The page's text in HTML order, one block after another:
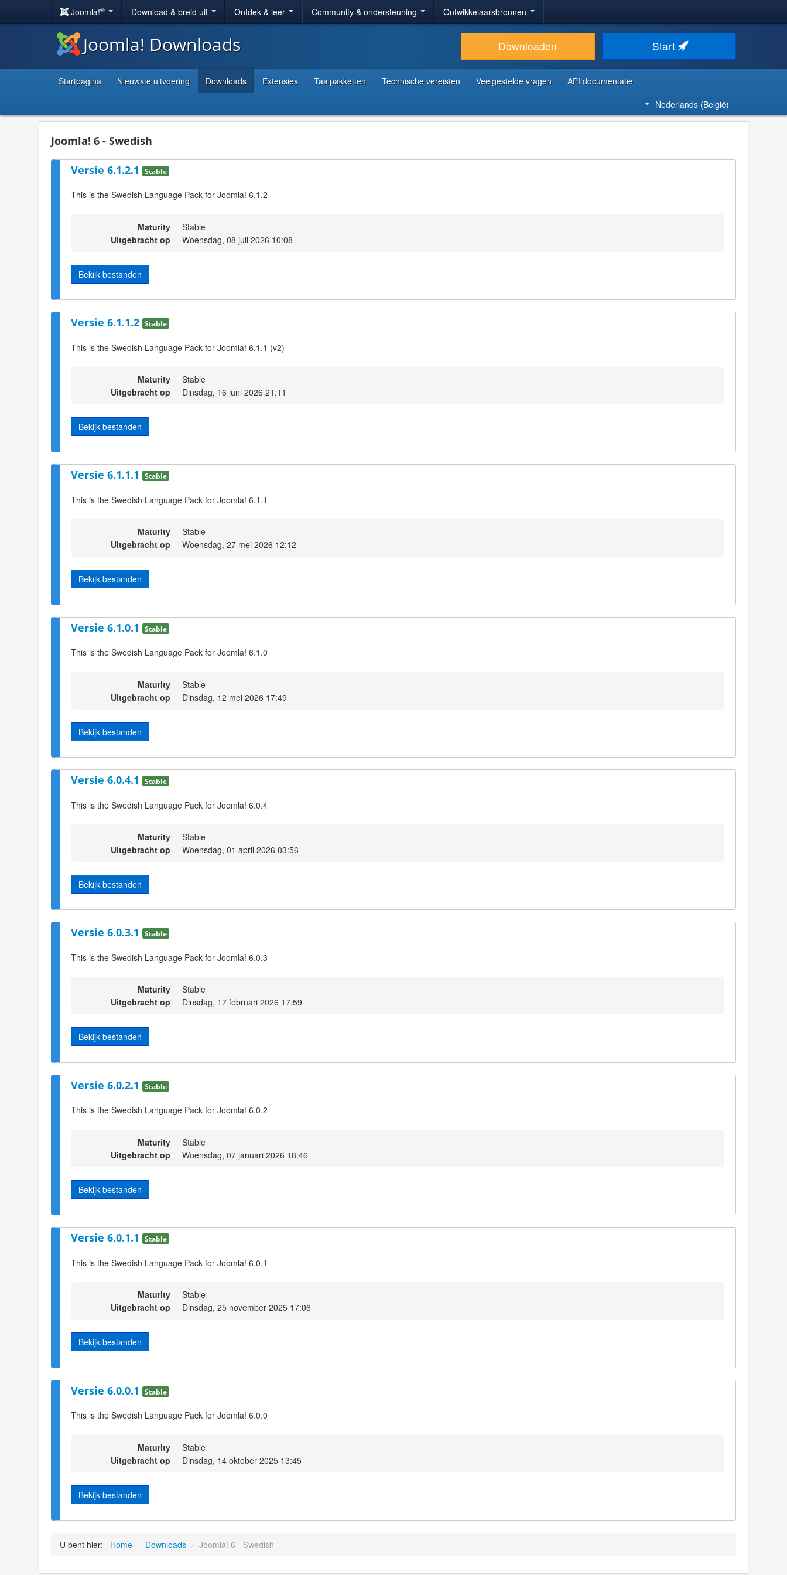
Joomla!® Download & breid uit Ontdek & leer Community & ondersteuning Ontwikkelaarsbronnen
Joomla! Downloads Downloaden Start
Startpagina Nieuwste uitvoering Downloads Extensies Taalpakketten Technische vereisten Veelgestelde vragen
API documentatie
Nederlands (België)
Joomla! 6 - Swedish
Versie 6.1.2.1 Stable
This is the Swedish Language Pack for Joomla! 6.1.2
Maturity
Stable
Uitgebracht op
Woensdag, 08 juli 2026 10:08
Bekijk bestanden
Versie 6.1.1.2 Stable
This is the Swedish Language Pack for Joomla! 6.1.1 (v2)
Maturity
Stable
Uitgebracht op
Dinsdag, 16 juni 2026 21:11
Bekijk bestanden
Versie 6.1.1.1 Stable
This is the Swedish Language Pack for Joomla! 6.1.1
Maturity
Stable
Uitgebracht op
Woensdag, 27 mei 2026 12:12
Bekijk bestanden
Versie 6.1.0.1 Stable
This is the Swedish Language Pack for Joomla! 6.1.0
Maturity
Stable
Uitgebracht op
Dinsdag, 12 mei 2026 17:49
Bekijk bestanden
Versie 6.0.4.1 Stable
This is the Swedish Language Pack for Joomla! 6.0.4
Maturity
Stable
Uitgebracht op
Woensdag, 01 april 2026 03:56
Bekijk bestanden
Versie 6.0.3.1 Stable
This is the Swedish Language Pack for Joomla! 6.0.3
Maturity
Stable
Uitgebracht op
Dinsdag, 17 februari 2026 17:59
Bekijk bestanden
Versie 6.0.2.1 Stable
This is the Swedish Language Pack for Joomla! 6.0.2
Maturity
Stable
Uitgebracht op
Woensdag, 07 januari 2026 18:46
Bekijk bestanden
Versie 6.0.1.1 Stable
This is the Swedish Language Pack for Joomla! 6.0.1
Maturity
Stable
Uitgebracht op
Dinsdag, 25 november 2025 17:06
Bekijk bestanden
Versie 6.0.0.1 Stable
This is the Swedish Language Pack for Joomla! 6.0.0
Maturity
Stable
Uitgebracht op
Dinsdag, 14 oktober 2025 13:45
Bekijk bestanden
U bent hier: Home / Downloads / Joomla! 6 - Swedish